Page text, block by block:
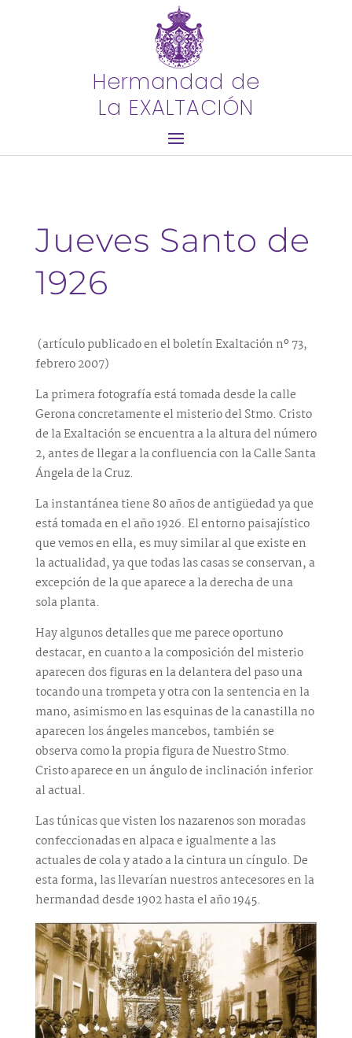
Hermandad de
La EXALTACIÓN
Jueves Santo de
1926
(artículo publicado en el boletín Exaltación nº 73,
febrero 2007)
La primera fotografía está tomada desde la calle
Gerona concretamente el misterio del Stmo. Cristo
de la Exaltación se encuentra a la altura del número
2, antes de llegar a la confluencia con la Calle Santa
Ángela de la Cruz.
La instantánea tiene 80 años de antigüedad ya que
está tomada en el año 1926. El entorno paisajístico
que vemos en ella, es muy similar al que existe en
la actualidad, ya que todas las casas se conservan, a
excepción de la que aparece a la derecha de una
sola planta.
Hay algunos detalles que me parece oportuno
destacar, en cuanto a la composición del misterio
aparecen dos figuras en la delantera del paso una
tocando una trompeta y otra con la sentencia en la
mano, asimismo en las esquinas de la canastilla no
aparecen los ángeles mancebos, también se
observa como la propia figura de Nuestro Stmo.
Cristo aparece en un ángulo de inclinación inferior
al actual.
Las túnicas que visten los nazarenos son moradas
confeccionadas en alpaca e igualmente a las
actuales de cola y atado a la cintura un cíngulo. De
esta forma, las llevarían nuestros antecesores en la
hermandad desde 1902 hasta el año 1945.